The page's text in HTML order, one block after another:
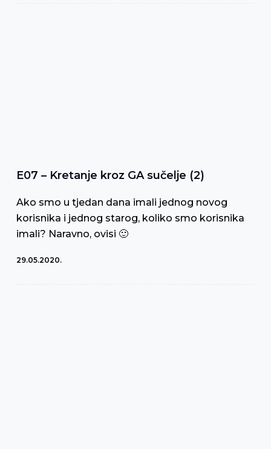
E07 – Kretanje kroz GA sučelje (2)
Ako smo u tjedan dana imali jednog novog
korisnika i jednog starog, koliko smo korisnika
imali? Naravno, ovisi 🙂
29.05.2020.